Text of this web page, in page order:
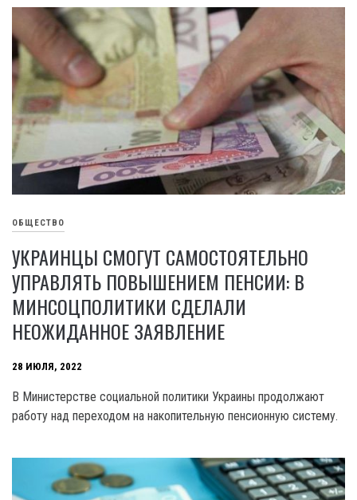
ОБЩЕСТВО
УКРАИНЦЫ СМОГУТ САМОСТОЯТЕЛЬНО
УПРАВЛЯТЬ ПОВЫШЕНИЕМ ПЕНСИИ: В
МИНСОЦПОЛИТИКИ СДЕЛАЛИ
НЕОЖИДАННОЕ ЗАЯВЛЕНИЕ
28 ИЮЛЯ, 2022
В Министерстве социальной политики Украины продолжают
работу над переходом на накопительную пенсионную систему.